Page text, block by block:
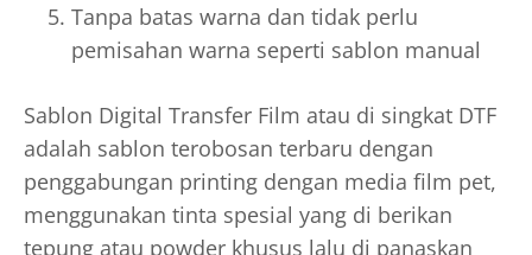
Tanpa batas warna dan tidak perlu
pemisahan warna seperti sablon manual
Sablon Digital Transfer Film atau di singkat DTF
adalah sablon terobosan terbaru dengan
penggabungan printing dengan media film pet,
menggunakan tinta spesial yang di berikan
tepung atau powder khusus lalu di panaskan